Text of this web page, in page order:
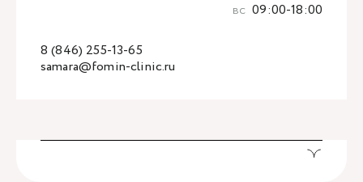
samara@fomin-clinic.ru
8 (846) 255-13-65
вс 09:00-18:00